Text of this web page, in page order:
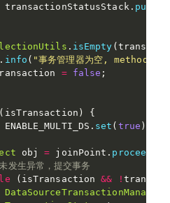
transactionStatusStack
. push
. isEmpty (
. info ( "事务管理器为空,
= false ;
( isTransaction )
{
ENABLE_MULTI_DS
. set ( true )
obj = joinPoint . proceed
生异常，提交事务
( isTransaction && !
DataSourceTransactionManager